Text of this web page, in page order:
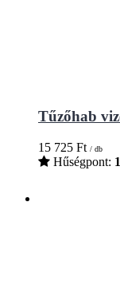
Tűzőhab
15 725 Ft / db
Hűségpont: